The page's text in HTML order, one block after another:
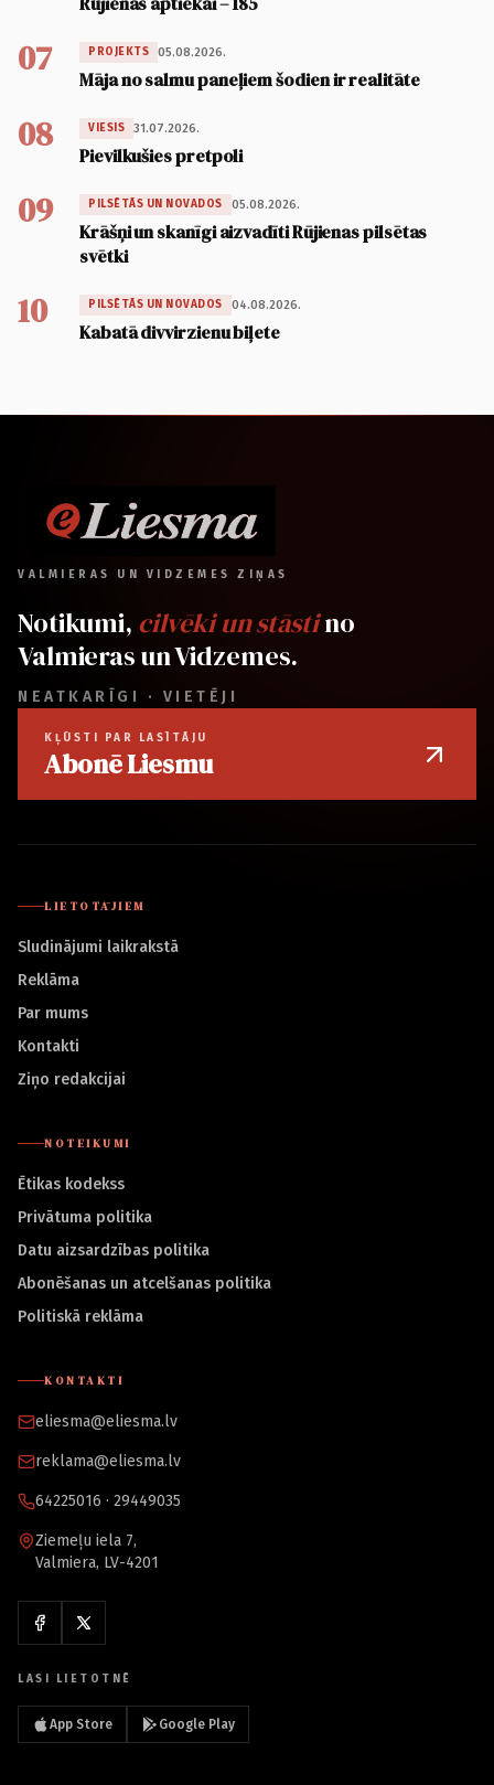
07 PROJEKTS 05.08.2026.
Māja no salmu paneļiem šodien ir realitāte
08 VIESIS 31.07.2026.
Pievilkušies pretpoli
09 PILSĒTĀS UN NOVADOS 05.08.2026.
Krāšņi un skanīgi aizvadīti Rūjienas pilsētas
svētki
10 PILSĒTĀS UN NOVADOS 04.08.2026.
Kabatā divvirzienu biļete
VALMIERAS UN VIDZEMES ZIŅAS
Notikumi, cilvēki un stāstino
Valmieras un Vidzemes.
NEATKARĪGI · VIETĒJI
KĻŪSTI PAR LASĪTĀJU
Abonē Liesmu
LIETOTĀJIEM
Sludinājumi laikrakstā
Reklāma
Par mums
Kontakti
Ziņo redakcijai
NOTEIKUMI
Ētikas kodekss
Privātuma politika
Datu aizsardzības politika
Abonēšanas un atcelšanas politika
Politiskā reklāma
KONTAKTI
eliesma@eliesma.lv
reklama@eliesma.lv
64225016 · 29449035
Ziemeļu iela 7,
Valmiera, LV-4201
LASI LIETOTNĒ
App Store Google Play